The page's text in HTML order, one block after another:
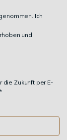
Ich
und
die Zukunft per E-